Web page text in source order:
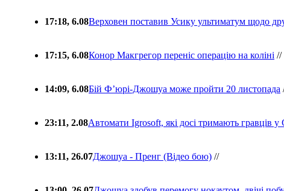
17:18, 6.08Верховен поставив Усику ультиматум щодо
17:15, 6.08Конор Макгрегор переніс операцію на коліні //
14:09, 6.08Бій Ф’юрі-Джошуа може пройти 20 листопада
23:11, 2.08Автомати Igrosoft, які досі тримають гравців
13:11, 26.07Джошуа - Пренг (Відео бою) //